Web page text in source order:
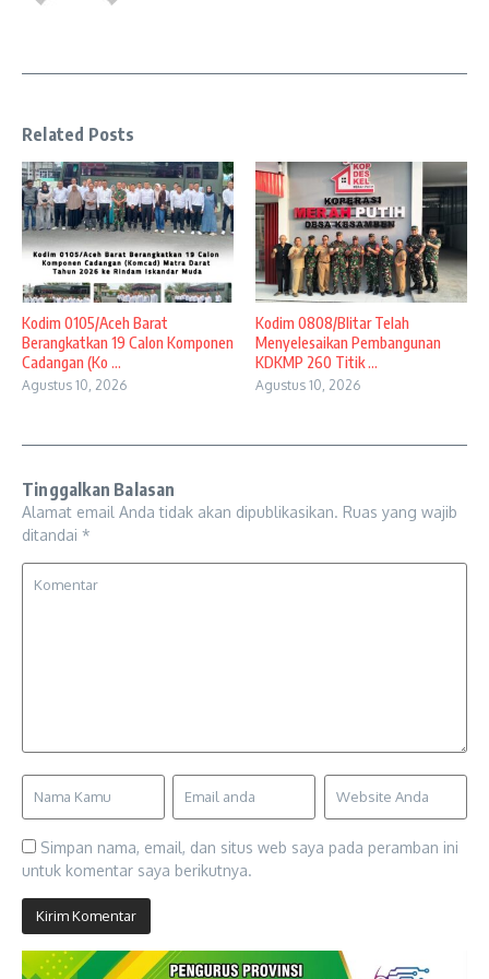
Related Posts
Kodim 0105/Aceh Barat
Berangkatkan 19 Calon Komponen
Cadangan (Ko ...
Agustus 10, 2026
Kodim 0808/Blitar Telah
Menyelesaikan Pembangunan
KDKMP 260 Titik ...
Agustus 10, 2026
Tinggalkan Balasan
Alamat email Anda tidak akan dipublikasikan. Ruas yang wajib
ditandai *
Simpan nama, email, dan situs web saya pada peramban ini
untuk komentar saya berikutnya.